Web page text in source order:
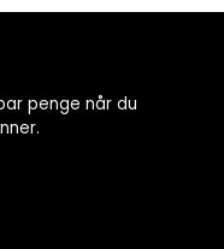
penge når du